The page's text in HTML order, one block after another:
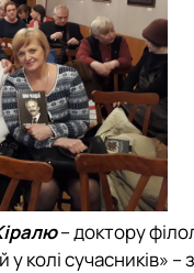
– доктору
колі сучасників» –